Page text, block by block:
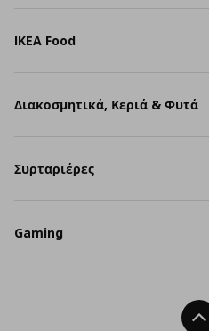
IKEA Food
Διακοσμητικά, Κεριά & Φυτά
Συρταριέρες
Gaming